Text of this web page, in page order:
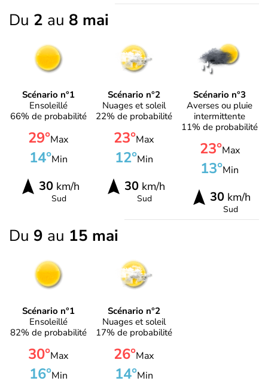
Du 2 au 8 mai
Scénario n°1
Ensoleillé
66% de probabilité
29°Max
14°Min
30km/h
Sud
Scénario n°2
Nuages et soleil
22% de probabilité
23°Max
12°Min
30km/h
Sud
Scénario n°3
Averses ou pluie
intermittente
11% de probabilité
23°Max
13°Min
30 km/h
Sud
Du 9 au 15 mai
Scénario n°1
Ensoleillé
82% de probabilité
30°Max
16°Min
Scénario n°2
Nuages et soleil
17% de probabilité
26°Max
14°Min